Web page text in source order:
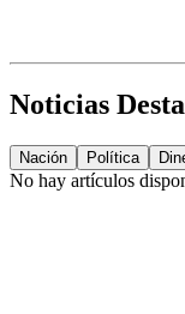
Noticias
Nación Política
No hay artículos